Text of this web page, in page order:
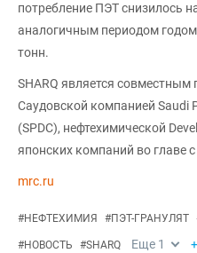
потребление ПЭТ снизилось
аналогичным периодом
тонн.
SHARQ является
Саудовской компанией Saudi
(SPDC), нефтехимической
японских компаний во главе
mrc.ru
#НЕФТЕХИМИЯ #ПЭТ-ГРАНУЛЯТ
#НОВОСТЬ #SHARQ Еще 1